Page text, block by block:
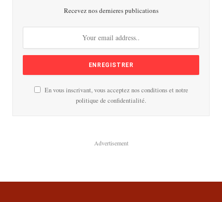
Recevez nos dernieres publications
En vous inscrivant, vous acceptez nos conditions et notre
politique de confidentialité.
Advertisement